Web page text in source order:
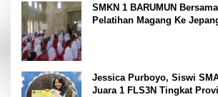
SMKN 1 BARUMUN
Pelatihan Magang Ke
Jessica Purboyo, Siswi
Juara 1 FLS3N Tingkat